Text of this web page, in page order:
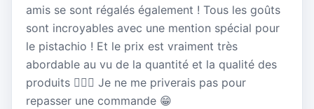
amis se sont régalés également ! Tous les goûts
sont incroyables avec une mention spécial pour
le pistachio ! Et le prix est vraiment très
abordable au vu de la quantité et la qualité des
produits 👍🏼😉 Je ne me priverais pas pour
repasser une commande 😁